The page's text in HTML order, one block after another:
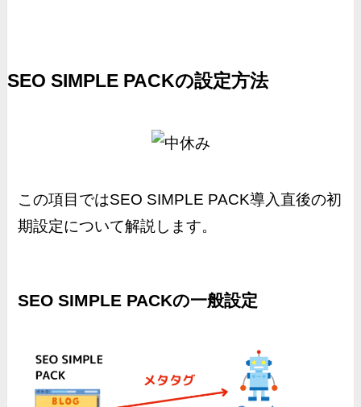
SEO SIMPLE PACKの設定方法
この項目ではSEO SIMPLE PACK導入直後の初
期設定について解説します。
SEO SIMPLE PACKの一般設定